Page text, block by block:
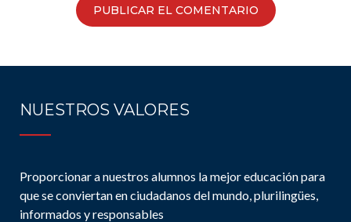
NUESTROS VALORES
Proporcionar a nuestros alumnos la mejor educación para
que se conviertan en ciudadanos del mundo, plurilingües,
informados y responsables